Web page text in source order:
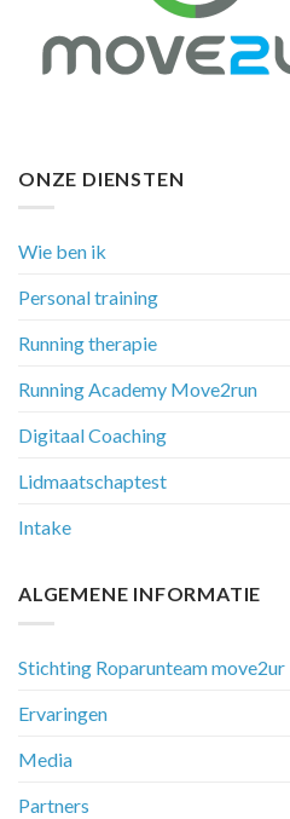
ONZE DIENSTEN
Wie ben ik
Personal training
Running therapie
Running Academy Move2run
Digitaal Coaching
Lidmaatschaptest
Intake
ALGEMENE INFORMATIE
Stichting Roparunteam move2ur
Ervaringen
Media
Partners